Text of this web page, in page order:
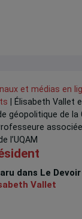
et médias en
| Élisabeth Vallet
géopolitique de la
l’UQAM
dans Le
Vallet